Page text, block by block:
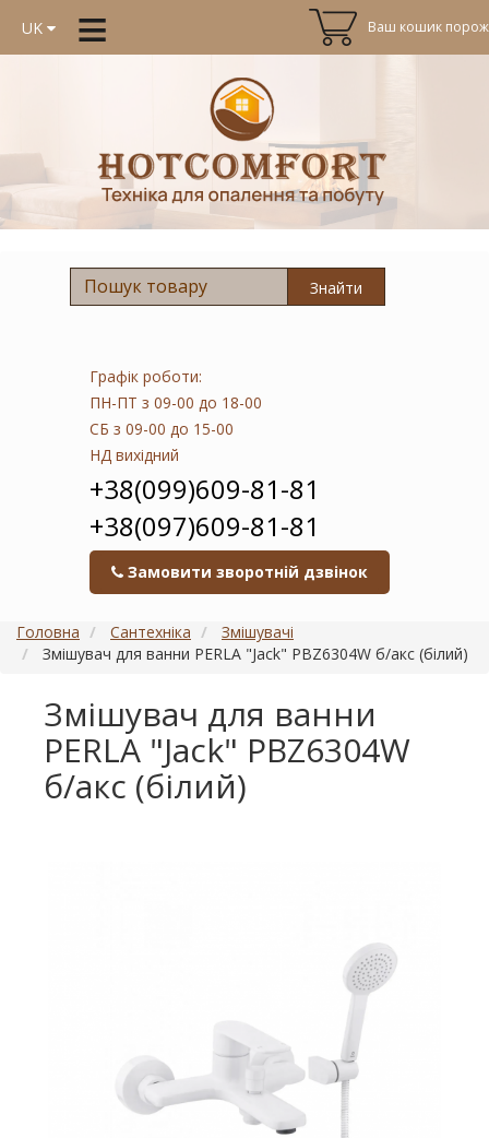
UK ≡ Ваш кошик
Знайти
Графік роботи:
ПН-ПТ з 09-00 до 18-00
СБ з 09-00 до 15-00
НДвихідний
+38(099)609-81-81
+38(097)609-81-81
Замовити зворотній дзвінок
Головна Сантехніка
Змішувачі
Змішувач для ванни PERLA "Jack" PBZ6304W б/акс (білий)
Змішувач для ванни
PERLA "Jack" PBZ6304W
б/акс (білий)